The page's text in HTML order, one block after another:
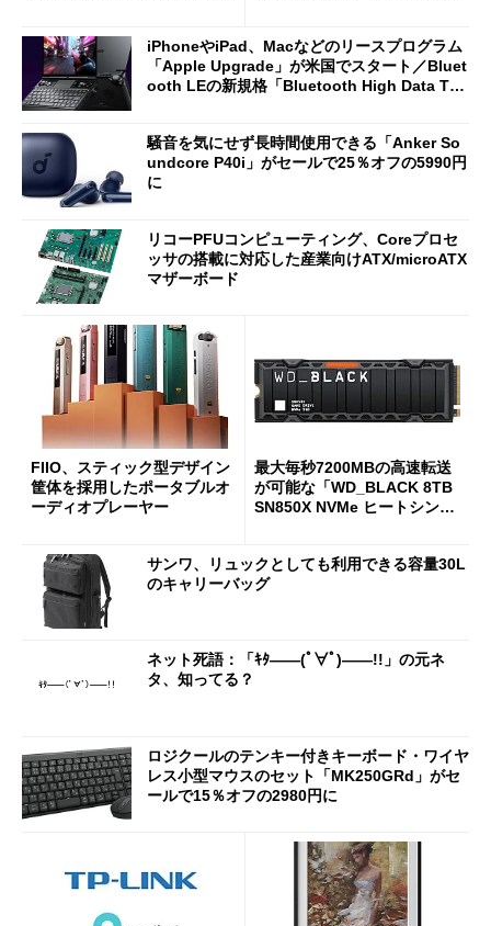
iPhoneやiPad、Macなどのリースプログラム
「Apple Upgrade」が米国でスタート／Bluet
ooth LEの新規格「Bluetooth High Data Thr
騒音を気にせず長時間使用できる「Anker So
undcore P40i」がセールで25％オフの5990円
に
リコーPFUコンピューティング、Coreプロセ
ッサの搭載に対応した産業向けATX/microATX
マザーボード
FIIO、スティック型デザイン
筐体を採用したポータブルオ
ーディオプレーヤー
最大毎秒7200MBの高速転送
が可能な「WD_BLACK 8TB
SN850X NVMe ヒートシンク
サンワ、リュックとしても利用できる容量30L
のキャリーバッグ
ネット死語：「ｷﾀ――(ﾟ∀ﾟ)――!!」の元ネ
タ、知ってる？
ロジクールのテンキー付きキーボード・ワイヤ
レス小型マウスのセット「MK250GRd」がセ
ールで15％オフの2980円に